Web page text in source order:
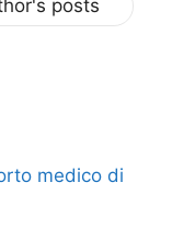
posts
medico di